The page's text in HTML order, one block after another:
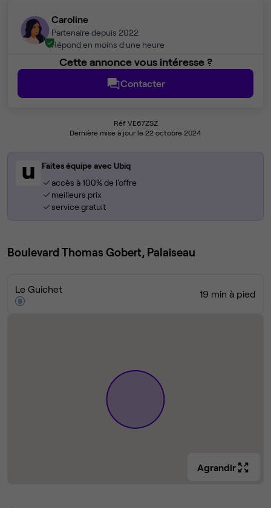
Caroline
Partenaire depuis 2022
Répond en moins d'une heure
Cette annonce vous intéresse ?
Contacter
Réf VE67ZSZ
Dernière mise à jour le 22 octobre 2024
Faites équipe avec Ubiq
accès à 100% de l'offre
meilleurs prix
service gratuit
Boulevard Thomas Gobert, Palaiseau
Le Guichet 19 min à pied
Agrandir